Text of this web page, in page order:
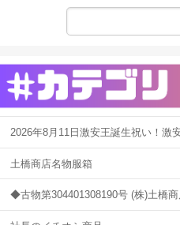
2026年8月11日激安王誕生祝い！激
土橋商店名物服箱
◆古物第304401308190号 (株)土橋